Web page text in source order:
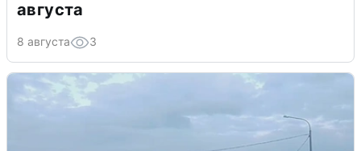
августа
8 августа 3